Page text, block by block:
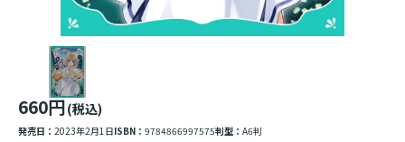
660円(税込)
発売日： 2023年2月1日ISBN： 9784866997575判型： A6判